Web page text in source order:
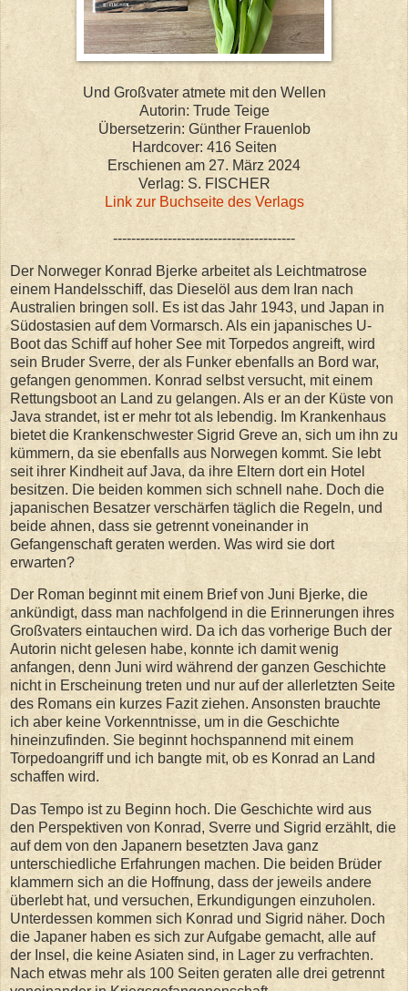
Und Großvater atmete mit den Wellen
Autorin: Trude Teige
Übersetzerin: Günther Frauenlob
Hardcover: 416 Seiten
Erschienen am 27. März 2024
Verlag: S. FISCHER
Link zur Buchseite des Verlags
----------------------------------------
Der Norweger Konrad Bjerke arbeitet als Leichtmatrose
einem Handelsschiff, das Dieselöl aus dem Iran nach
Australien bringen soll. Es ist das Jahr 1943, und Japan in
Südostasien auf dem Vormarsch. Als ein japanisches U-
Boot das Schiff auf hoher See mit Torpedos angreift, wird
sein Bruder Sverre, der als Funker ebenfalls an Bord war,
gefangen genommen. Konrad selbst versucht, mit einem
Rettungsboot an Land zu gelangen. Als er an der Küste von
Java strandet, ist er mehr tot als lebendig. Im Krankenhaus
bietet die Krankenschwester Sigrid Greve an, sich um ihn zu
kümmern, da sie ebenfalls aus Norwegen kommt. Sie lebt
seit ihrer Kindheit auf Java, da ihre Eltern dort ein Hotel
besitzen. Die beiden kommen sich schnell nahe. Doch die
japanischen Besatzer verschärfen täglich die Regeln, und
beide ahnen, dass sie getrennt voneinander in
Gefangenschaft geraten werden. Was wird sie dort
erwarten?
Der Roman beginnt mit einem Brief von Juni Bjerke, die
ankündigt, dass man nachfolgend in die Erinnerungen ihres
Großvaters eintauchen wird. Da ich das vorherige Buch der
Autorin nicht gelesen habe, konnte ich damit wenig
anfangen, denn Juni wird während der ganzen Geschichte
nicht in Erscheinung treten und nur auf der allerletzten Seite
des Romans ein kurzes Fazit ziehen. Ansonsten brauchte
ich aber keine Vorkenntnisse, um in die Geschichte
hineinzufinden. Sie beginnt hochspannend mit einem
Torpedoangriff und ich bangte mit, ob es Konrad an Land
schaffen wird.
Das Tempo ist zu Beginn hoch. Die Geschichte wird aus
den Perspektiven von Konrad, Sverre und Sigrid erzählt, die
auf dem von den Japanern besetzten Java ganz
unterschiedliche Erfahrungen machen. Die beiden Brüder
klammern sich an die Hoffnung, dass der jeweils andere
überlebt hat, und versuchen, Erkundigungen einzuholen.
Unterdessen kommen sich Konrad und Sigrid näher. Doch
die Japaner haben es sich zur Aufgabe gemacht, alle auf
der Insel, die keine Asiaten sind, in Lager zu verfrachten.
Nach etwas mehr als 100 Seiten geraten alle drei getrennt